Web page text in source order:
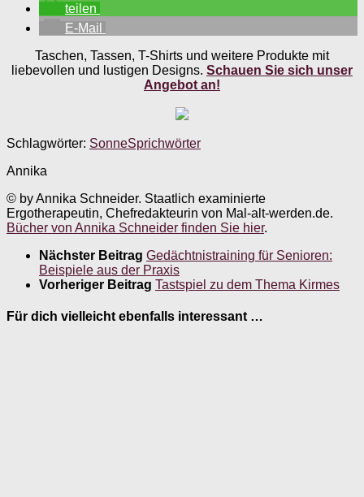
teilen
E-Mail
Taschen, Tassen, T-Shirts und weitere Produkte mit
liebevollen und lustigen Designs. Schauen Sie sich unser
Angebot an!
Schlagwörter: SonneSprichwörter
Annika
© by Annika Schneider. Staatlich examinierte
Ergotherapeutin, Chefredakteurin von Mal-alt-werden.de.
Bücher von Annika Schneider finden Sie hier.
Nächster Beitrag Gedächtnistraining für Senioren:
Beispiele aus der Praxis
Vorheriger Beitrag Tastspiel zu dem Thema Kirmes
Für dich vielleicht ebenfalls interessant …